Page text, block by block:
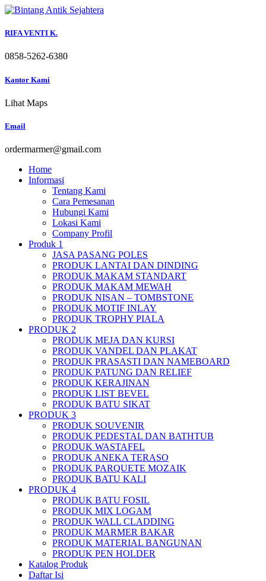
Skip
content
RIFA VENTI K.
0858-5262-6380
Kantor Kami
Lihat Maps
Email
ordermarmer@gmail.com
Home
Informasi
Tentang Kami
Cara Pemesanan
Hubungi Kami
Lokasi Kami
Company Profil
Produk 1
JASA PASANG POLES
PRODUK LANTAI DAN DINDING
PRODUK MAKAM STANDART
PRODUK MAKAM MEWAH
PRODUK NISAN – TOMBSTONE
PRODUK MOTIF INLAY
PRODUK TROPHY PIALA
PRODUK 2
PRODUK MEJA DAN KURSI
PRODUK VANDEL DAN PLAKAT
PRODUK PRASASTI DAN NAMEBOARD
PRODUK PATUNG DAN RELIEF
PRODUK KERAJINAN
PRODUK LIST BEVEL
PRODUK BATU SIKAT
PRODUK 3
PRODUK SOUVENIR
PRODUK PEDESTAL DAN BATHTUB
PRODUK WASTAFEL
PRODUK ANEKA TERASO
PRODUK PARQUETE MOZAIK
PRODUK BATU KALI
PRODUK 4
PRODUK BATU FOSIL
PRODUK MIX LOGAM
PRODUK WALL CLADDING
PRODUK MARMER BAKAR
PRODUK MATERIAL BANGUNAN
PRODUK PEN HOLDER
Katalog Produk
Daftar Isi